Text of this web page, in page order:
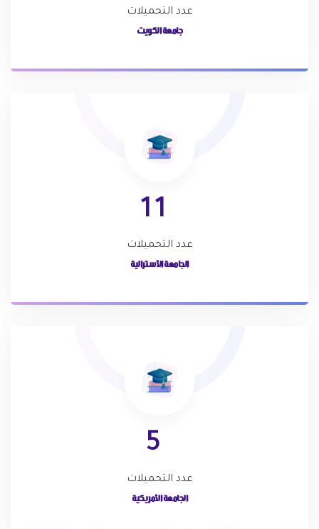
عدد التحميلات
جامعة الكويت
1 1
عدد التحميلات
الجامعة الأسترالية
5
عدد التحميلات
الجامعة الأمريكية